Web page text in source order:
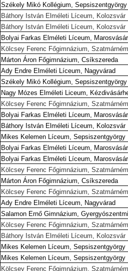
Székely Mikó Kollégium, Sepsiszentgyörgy
Báthory István Elméleti Líceum, Kolozsvár
Báthory István Elméleti Líceum, Kolozsvár
Bolyai Farkas Elméleti Líceum,
Kölcsey Ferenc Főgimnázium,
Márton Áron Főgimnázium, Csíkszereda
Ady Endre Elméleti Líceum, Nagyvárad
Székely Mikó Kollégium, Sepsiszentgyörgy
Nagy Mózes Elméleti Liceum,
Kölcsey Ferenc Főgimnázium,
Bolyai Farkas Elméleti Líceum,
Báthory István Elméleti L íceum, Kolozsvár
Mikes Kelemen Líceum, Sepsiszentgyörgy
Bolyai Farkas Elméleti Líceum,
Bolyai Farkas Elméleti Líceum,
Kölcsey Ferenc Főgimnázium,
Márton Áron Főgimnázium, Csíkszereda
Kölcsey Ferenc Főgimnázium,
Ady Endre Elméleti Líceum, Nagyvárad
Salamon Ernő Gimnázium,
Kölcsey Ferenc Főgimnázium,
Báthory István Elméleti Líceum, Kolozsvár
Mikes Kelemen Líceum, Sepsiszentgyörgy
Mikes Kelemen Líceum, Sepsiszentgyörgy
Kölcsey Ferenc Főgimnázium,